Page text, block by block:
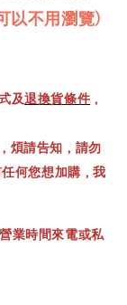
以不用瀏覽)
及退換貨條件 ，
煩請告知，請勿
何您想加購，我
業時間來電或私